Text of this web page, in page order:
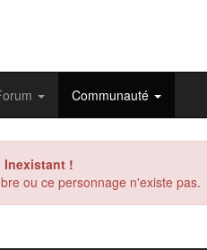
Communauté
Inexistant !
ou ce personnage n'existe pas.